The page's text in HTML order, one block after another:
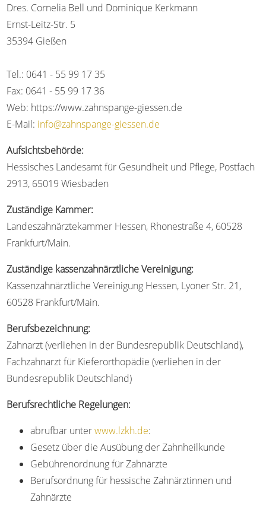
Dres. Cornelia Bell und Dominique Kerkmann
Ernst-Leitz-Str. 5
35394 Gießen
Tel.: 0641 - 55 99 17 35
Fax: 0641 - 55 99 17 36
Web: https://www.zahnspange-giessen.de
E-Mail: info@zahnspange-giessen.de
Aufsichtsbehörde:
Hessisches Landesamt für Gesundheit und Pflege, Postfach
2913, 65019 Wiesbaden
Zuständige Kammer:
Landeszahnärztekammer Hessen, Rhonestraße 4, 60528
Frankfurt/Main.
Zuständige kassenzahnärztliche Vereinigung:
Kassenzahnärztliche Vereinigung Hessen, Lyoner Str. 21,
60528 Frankfurt/Main.
Berufsbezeichnung:
Zahnarzt (verliehen in der Bundesrepublik Deutschland),
Fachzahnarzt für Kieferorthopädie (verliehen in der
Bundesrepublik Deutschland)
Berufsrechtliche Regelungen:
abrufbar unterwww.lzkh.de:
Gesetz über die Ausübung der Zahnheilkunde
Gebührenordnung für Zahnärzte
Berufsordnung für hessische Zahnärztinnen und
Zahnärzte